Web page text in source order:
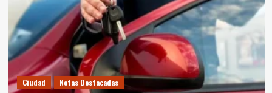
Ciudad Notas Destacadas